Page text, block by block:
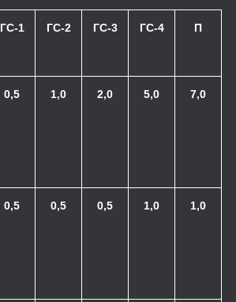
ГС-1 ГС-2 ГС-3 ГС-4 П
0,5 1,0 2,0 5,0 7,0
0,5 0,5 0,5 1,0 1,0